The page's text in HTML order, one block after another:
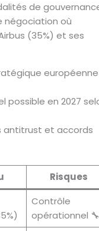
de
négociation où
(35%) et ses
européenne
possible en 2027
antitrust et accords
Risques
Contrôle
opérationnel 🔧